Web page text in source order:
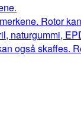
Rotor
naturgummi,
også skaffes.